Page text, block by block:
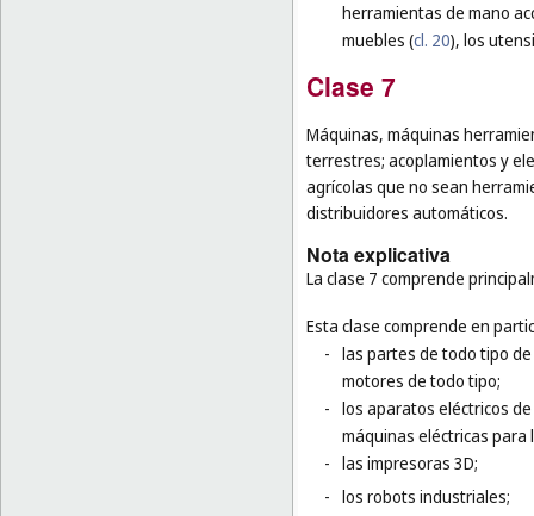
herramientas de mano
muebles (cl. 20), los
Clase 7
Máquinas, máquinas
terrestres; acoplamientos y
agrícolas que no sean
distribuidores automáticos.
Nota explicativa
La clase 7 comprende
Esta clase comprende en
- las partes de todo tipo
motores de todo tipo;
- los aparatos eléctricos
máquinas eléctricas
- las impresoras 3D;
- los robots industriales;